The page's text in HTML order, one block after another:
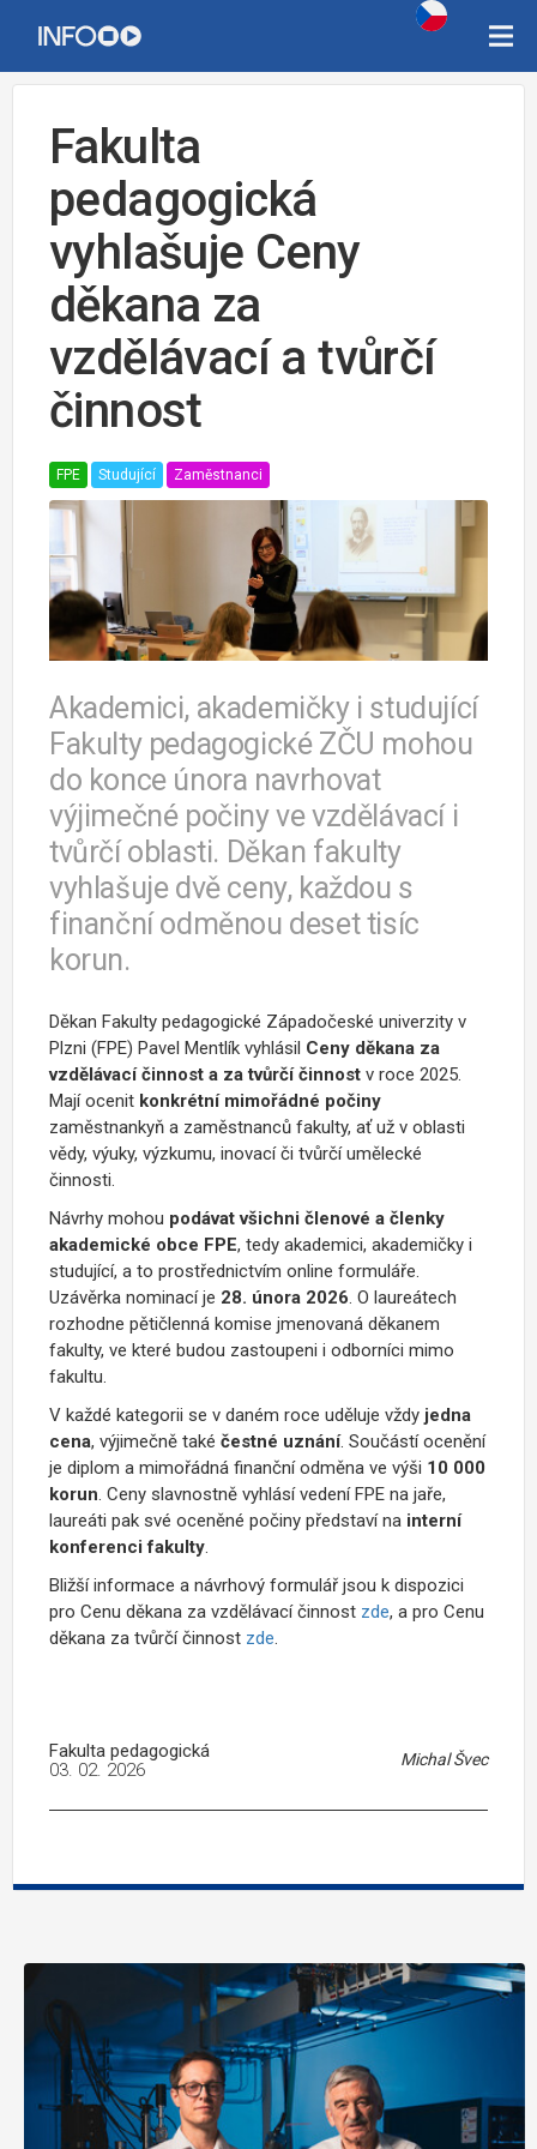
Fakulta
pedagogická
vyhlašuje Ceny
děkana za
vzdělávací a tvůrčí
činnost
FPE Studující Zaměstnanci
Akademici, akademičky i studující
Fakulty pedagogické ZČU mohou
do konce února navrhovat
výjimečné počiny ve vzdělávací i
tvůrčí oblasti. Děkan fakulty
vyhlašuje dvě ceny, každou s
finanční odměnou deset tisíc
korun.
Děkan Fakulty pedagogické Západočeské univerzity v
Plzni (FPE) Pavel Mentlík vyhlásil Ceny děkana za
vzdělávací činnost a za tvůrčí činnost v roce 2025.
Mají ocenit konkrétní mimořádné počiny
zaměstnankyň a zaměstnanců fakulty, ať už v oblasti
vědy, výuky, výzkumu, inovací či tvůrčí umělecké
činnosti.
Návrhy mohou podávat všichni členové a členky
akademické obce FPE, tedy akademici, akademičky i
studující, a to prostřednictvím online formuláře.
Uzávěrka nominací je 28. února 2026. O laureátech
rozhodne pětičlenná komise jmenovaná děkanem
fakulty, ve které budou zastoupeni i odborníci mimo
fakultu.
V každé kategorii se v daném roce uděluje vždy jedna
cena, výjimečně také čestné uznání. Součástí ocenění
je diplom a mimořádná finanční odměna ve výši 10 000
korun. Ceny slavnostně vyhlásí vedení FPE na jaře,
laureáti pak své oceněné počiny představí na interní
konferenci fakulty.
Bližší informace a návrhový formulář jsou k dispozici
pro Cenu děkana za vzdělávací činnost zde, a pro Cenu
děkana za tvůrčí činnost zde.
Fakulta pedagogická Michal Švec
03. 02. 2026